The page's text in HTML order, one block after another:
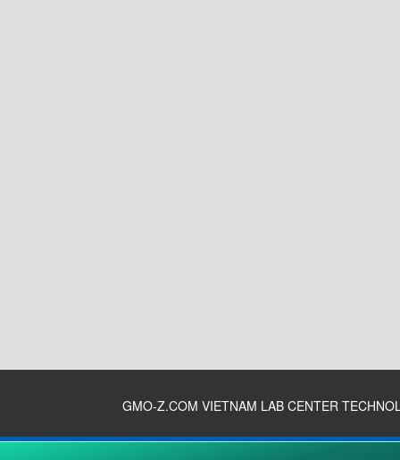
GMO-Z.COM VIETNAM LAB CENTER